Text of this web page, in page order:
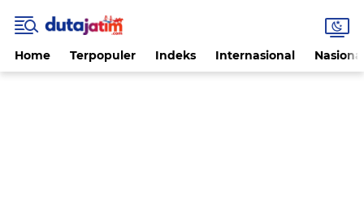
Home Terpopuler Indeks Internasional